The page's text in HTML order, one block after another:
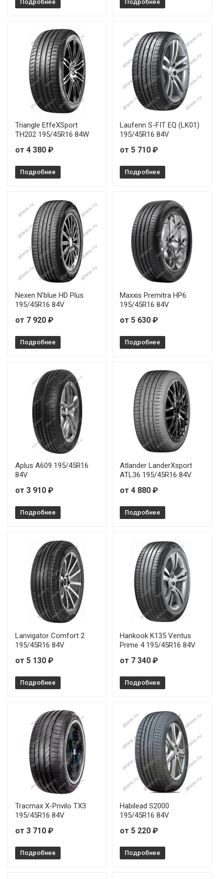
Rauffan Astrar R1 215/55R17 98W
Rauffan Astrar R1 215/65R16 102V
Rauffan Astrar R1 225/55R18 102W
Подробнее Подробнее
Triangle EffeXSport
TH202 195/45R16 84W
от 4 380 ₽
Подробнее
Laufenn S-FIT EQ (LK01)
195/45R16 84V
от 5 710 ₽
Подробнее
Nexen N'blue HD Plus
195/45R16 84V
от 7 920 ₽
Подробнее
Maxxis Premitra HP6
195/45R16 84V
от 5 630 ₽
Подробнее
Aplus A609 195/45R16
84V
от 3 910 ₽
Подробнее
Atlander LanderXsport
ATL36 195/45R16 84V
от 4 880 ₽
Подробнее
Lanvigator Comfort 2
195/45R16 84V
от 5 130 ₽
Подробнее
Hankook K135 Ventus
Prime 4 195/45R16 84V
от 7 340 ₽
Подробнее
Tracmax X-Privilo TX3
195/45R16 84V
от 3 710 ₽
Подробнее
Habilead S2000
195/45R16 84V
от 5 220 ₽
Подробнее